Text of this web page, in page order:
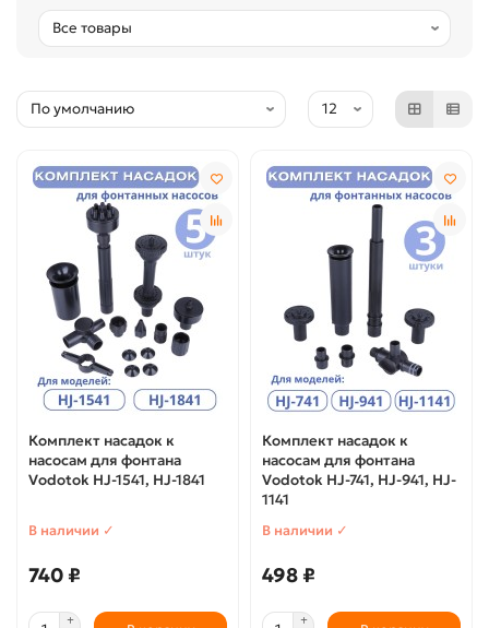
Комплект насадок к
насосам для фонтана
Vodotok HJ-1541, HJ-1841
В наличии ✓
740 ₽
Комплект насадок к
насосам для фонтана
Vodotok HJ-741, HJ-941, HJ-
1141
В наличии ✓
498 ₽